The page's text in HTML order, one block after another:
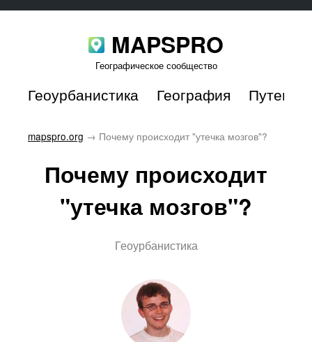
MAPSPRO
Географическое сообщество
Геоурбанистика География
mapspro.org → Почему происходит "утечка мозгов"?
Почему происходит
"утечка мозгов"?
Геоурбанистика